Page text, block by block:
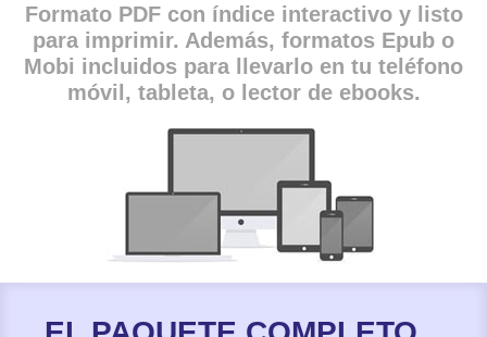
Formato PDF con índice interactivo y listo
para imprimir. Además, formatos Epub o
Mobi incluidos para llevarlo en tu teléfono
móvil, tableta, o lector de ebooks.